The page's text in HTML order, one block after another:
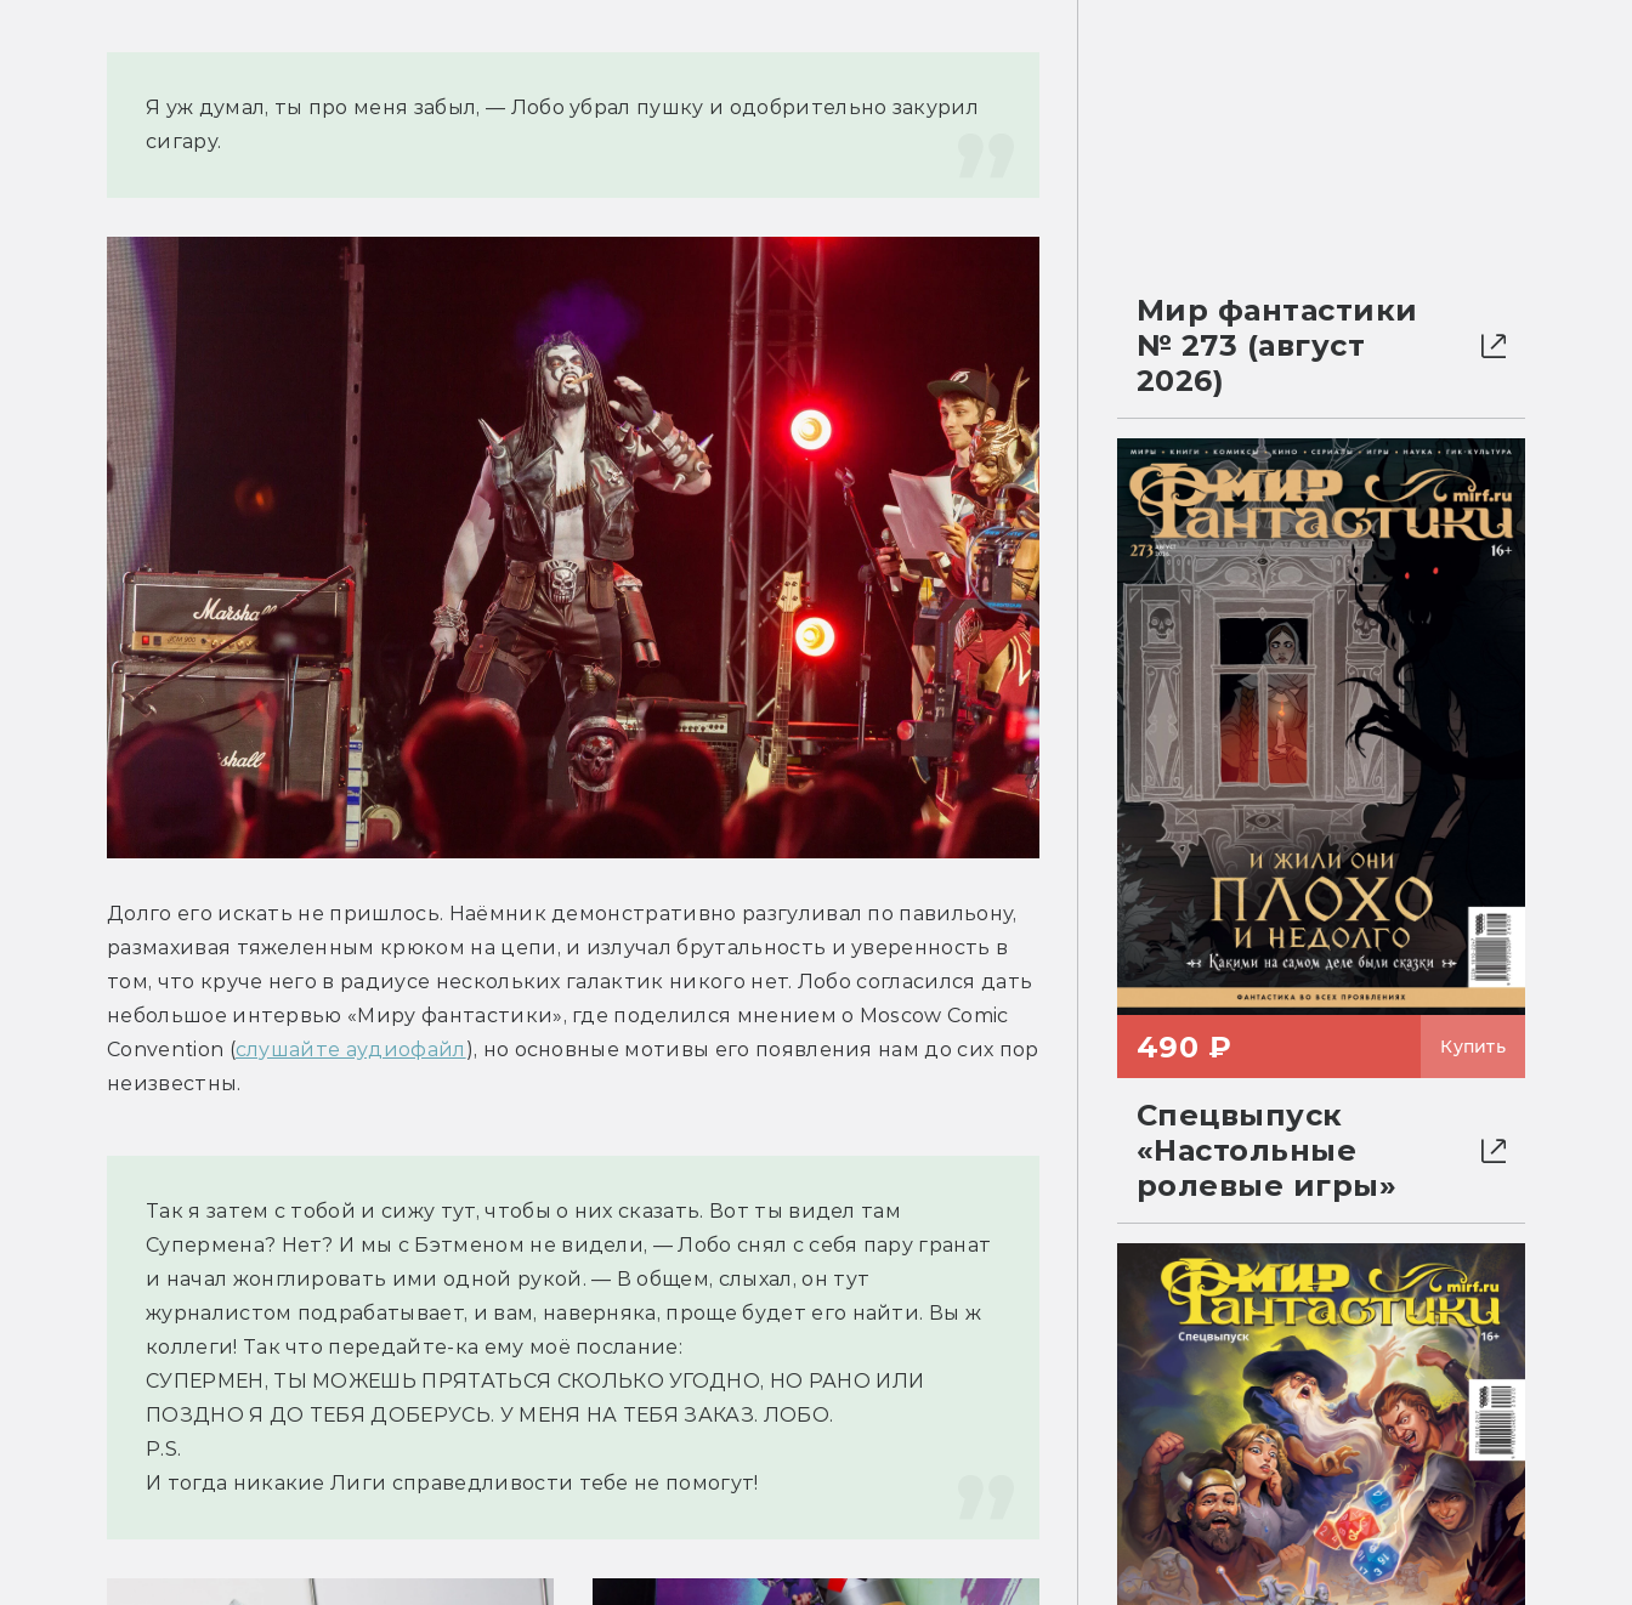
Я уж думал, ты про меня забыл, — Лобо убрал пушку и одобрительно закурил
сигару.
Долго его искать не пришлось. Наёмник демонстративно разгуливал по павильону,
размахивая тяжеленным крюком на цепи, и излучал брутальность и уверенность в
том, что круче него в радиусе нескольких галактик никого нет. Лобо согласился дать
небольшое интервью «Миру фантастики», где поделился мнением о Moscow Comic
Convention (слушайте аудиофайл ), но основные мотивы его появления нам до сих пор
неизвестны.
Так я затем с тобой и сижу тут, чтобы о них сказать. Вот ты видел там
Супермена? Нет? И мы с Бэтменом не видели, — Лобо снял с себя пару гранат
и начал жонглировать ими одной рукой. — В общем, слыхал, он тут
журналистом подрабатывает, и вам, наверняка, проще будет его найти. Вы ж
коллеги! Так что передайте-ка ему моё послание:
СУПЕРМЕН, ТЫ МОЖЕШЬ ПРЯТАТЬСЯ СКОЛЬКО УГОДНО, НО РАНО ИЛИ
ПОЗДНО Я ДО ТЕБЯ ДОБЕРУСЬ. У МЕНЯ НА ТЕБЯ ЗАКАЗ. ЛОБО.
P.S.
И тогда никакие Лиги справедливости тебе не помогут!
Мир фантастики
№ 273 (август
2026)
490 ₽ Купить
Спецвыпуск
«Настольные
ролевые игры»